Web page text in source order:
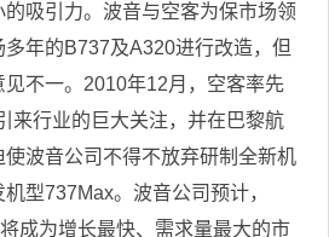
吸引力。波音与空客为保市场领
年的B737及A320进行改造，但
不一。2010年12月，空客率先
来行业的巨大关注，并在巴黎航
波音公司不得不放弃研制全新机
型737Max。波音公司预计，
成为增长最快、需求量最大的市